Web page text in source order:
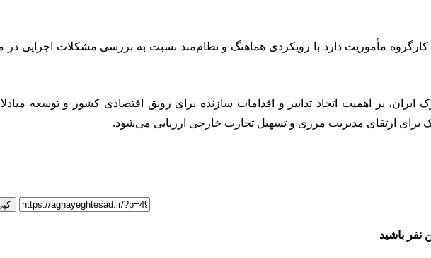
مأموریت دارد با رویکردی هماهنگ و نظام‌مند نسبت به بررسی مشکلات اجرایی در
ایران، بر اهمیت اتحاد تدابیر و اقدامات سازنده برای رونق اقتصادی کشور و توسعه
برای ارتقای مدیریت مرزی و تسهیل تجارت خارجی ارزیابی می‌شود.
نفر باشید